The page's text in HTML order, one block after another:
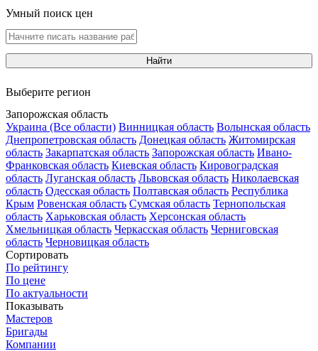
Умный поиск цен
Найти
Выберите регион
Запорожская область
Украина (Все области) Винницкая область Волынская область
Днепропетровская область Донецкая область Житомирская
область Закарпатская область Запорожская область Ивано-
Франковская область Киевская область Кировоградская
область Луганская область Львовская область Николаевская
область Одесская область Полтавская область Республика
Крым Ровенская область Сумская область Тернопольская
область Харьковская область Херсонская область
Хмельницкая область Черкасская область Черниговская
область Черновицкая область
Сортировать
По рейтингу
По цене
По актуальности
Показывать
Мастеров
Бригады
Компании